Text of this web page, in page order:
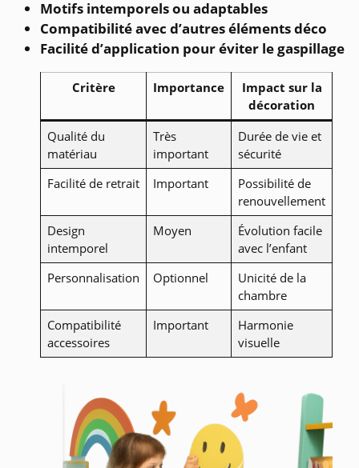
Motifs intemporels ou adaptables
Compatibilité avec d’autres éléments déco
Facilité d’application pour éviter le gaspillage
Critère Importance
Impact sur la
décoration
Qualité du
matériau
Très
important
Durée de vie et
sécurité
Facilité de retrait
Important
Possibilité de
renouvellement
Design
intemporel
Moyen
Évolution facile
avec l’enfant
Personnalisation
Optionnel
Unicité de la
chambre
Compatibilité
accessoires
Important
Harmonie
visuelle